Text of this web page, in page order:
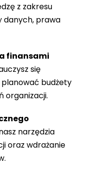
z zakresu
danych, prawa
finansami
się
budżety
organizacji.
narzędzia
oraz wdrażanie